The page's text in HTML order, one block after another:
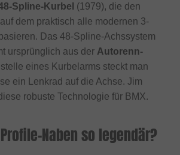
Spline-Kurbel (1979), die den
dem praktisch alle modernen 3-
Das 48-Spline-Achssystem
ursprünglich aus der Autorenn-
eines Kurbelarms steckt man
ein Lenkrad auf die Achse. Jim
robuste Technologie für BMX.
Naben so legendär?